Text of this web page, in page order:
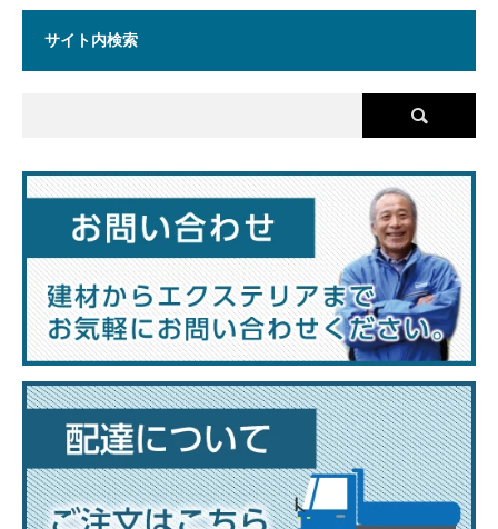
サイト内検索